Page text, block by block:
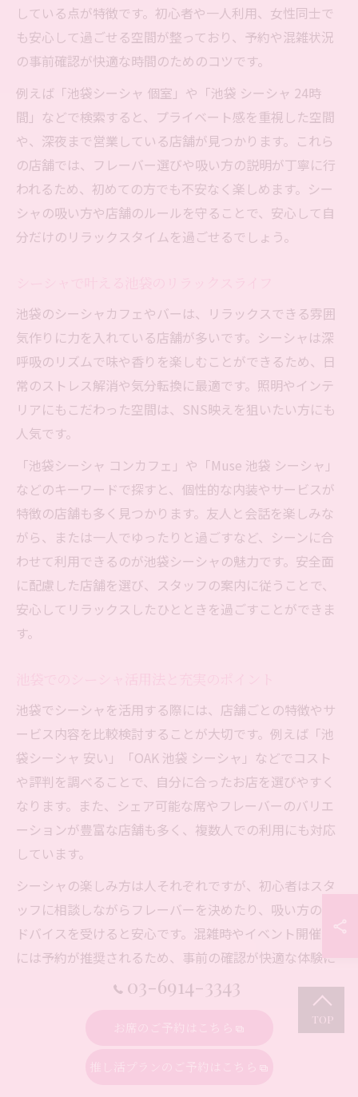
している点が特徴です。初心者や一人利用、女性同士で
も安心して過ごせる空間が整っており、予約や混雑状況
の事前確認が快適な時間のためのコツです。
例えば「池袋シーシャ 個室」や「池袋 シーシャ 24時
間」などで検索すると、プライベート感を重視した空間
や、深夜まで営業している店舗が見つかります。これら
の店舗では、フレーバー選びや吸い方の説明が丁寧に行
われるため、初めての方でも不安なく楽しめます。シー
シャの吸い方や店舗のルールを守ることで、安心して自
分だけのリラックスタイムを過ごせるでしょう。
池袋のシーシャカフェやバーは、リラックスできる雰囲
気作りに力を入れている店舗が多いです。シーシャは深
呼吸のリズムで味や香りを楽しむことができるため、日
常のストレス解消や気分転換に最適です。照明やインテ
リアにもこだわった空間は、SNS映えを狙いたい方にも
人気です。
「池袋シーシャ コンカフェ」や「Muse 池袋 シーシャ」
などのキーワードで探すと、個性的な内装やサービスが
特徴の店舗も多く見つかります。友人と会話を楽しみな
がら、または一人でゆったりと過ごすなど、シーンに合
わせて利用できるのが池袋シーシャの魅力です。安全面
に配慮した店舗を選び、スタッフの案内に従うことで、
安心してリラックスしたひとときを過ごすことができま
す。
池袋でシーシャを活用する際には、店舗ごとの特徴やサ
ービス内容を比較検討することが大切です。例えば「池
袋シーシャ 安い」「OAK 池袋 シーシャ」などでコスト
や評判を調べることで、自分に合ったお店を選びやすく
なります。また、シェア可能な席やフレーバーのバリエ
ーションが豊富な店舗も多く、複数人での利用にも対応
しています。
シーシャの楽しみ方は人それぞれですが、初心者はスタ
ッフに相談しながらフレーバーを決めたり、吸い方のア
ドバイスを受けると安心です。混雑時やイベント開催時
には予約が推奨されるため、事前の確認が快適な体験に
つながります。利用規約や撮影ルールなども事前に把握
し、トラブルを避けることが充実したシーシャ体験のポ
池袋のシーシャで仕事や交流を楽しむコツ
03-6914-3343
お席のご予約はこちら
推し活プランのご予約はこちら